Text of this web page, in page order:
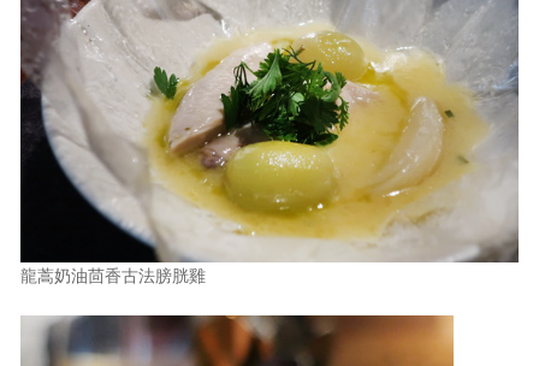
龍蒿奶油茴香古法膀胱雞